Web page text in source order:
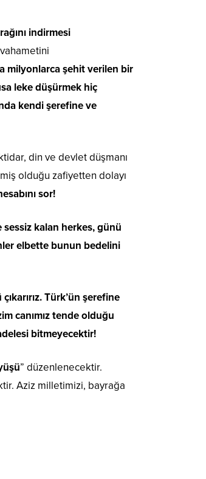
indirmesi
milyonlarca şehit verilen bir
leke düşürmek hiç
kendi şerefine ve
din ve devlet düşmanı
olduğu zafiyetten dolayı
sor!
kalan herkes, günü
elbette bunun bedelini
Türk’ün şerefine
canımız tende olduğu
bitmeyecektir!
” düzenlenecektir.
Aziz milletimizi, bayrağa